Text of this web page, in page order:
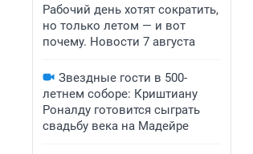
Рабочий день хотят сократить,
но только летом — и вот
почему. Новости 7 августа
Звездные гости в 500-
летнем соборе: Криштиану
Роналду готовится сыграть
свадьбу века на Мадейре